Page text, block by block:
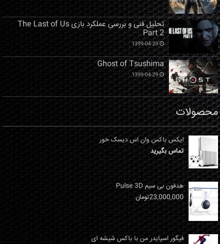
تحلیل فنی و بررسی عملکرد بازی The Last of Us
Part 2
1399-04-29
Ghost of Tsushima
1399-04-29
محصولات
ایکس باکس وان اس دیسک خور
تماس بگیرید
هدفون بی سیم Pulse 3D
23,000,000تومان
فیگور اسپایدر من با باکس شیشه ای